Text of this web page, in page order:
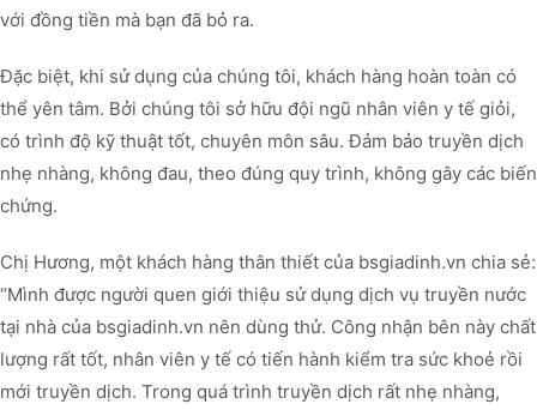
với đồng tiền mà bạn đã bỏ ra.
Đặc biệt, khi sử dụng của chúng tôi, khách hàng hoàn toàn có
thể yên tâm. Bởi chúng tôi sở hữu đội ngũ nhân viên y tế giỏi,
có trình độ kỹ thuật tốt, chuyên môn sâu. Đảm bảo truyền dịch
nhẹ nhàng, không đau, theo đúng quy trình, không gây các biến
chứng.
Chị Hương, một khách hàng thân thiết của bsgiadinh.vn chia sẻ:
“Mình được người quen giới thiệu sử dụng dịch vụ truyền nước
tại nhà của bsgiadinh.vn nên dùng thử. Công nhận bên này chất
lượng rất tốt, nhân viên y tế có tiến hành kiểm tra sức khoẻ rồi
mới truyền dịch. Trong quá trình truyền dịch rất nhẹ nhàng,